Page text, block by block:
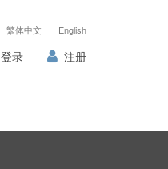
繁体中文 English
登录 注册